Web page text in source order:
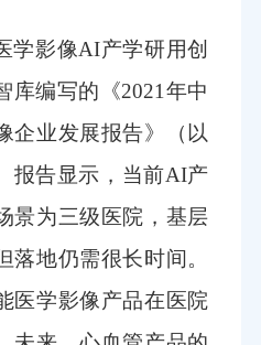
学影像AI产学研用创
库编写的《2021年中
企业发展报告》（以
报告显示，当前AI产
景为三级医院，基层
落地仍需很长时间。
医学影像产品在医院